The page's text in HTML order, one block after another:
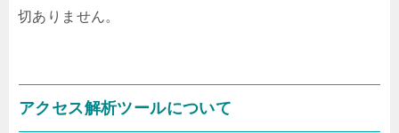
切ありません。
アクセス解析ツールについて